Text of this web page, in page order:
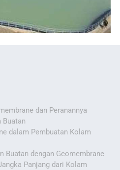
dan Peranannya
Buatan
dalam Pembuatan Kolam
Buatan dengan Geomembrane
Panjang dari Kolam